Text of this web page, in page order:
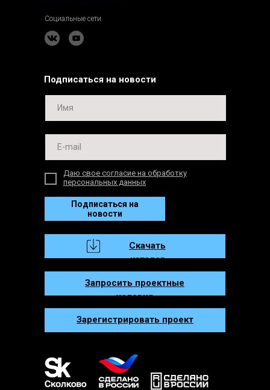
Социальные сети
Подписаться на новости
Подписаться на
новости
Даю свое согласие на обработку
персональных данных
Скачать
каталог
Запросить проектные
условия
Зарегистрировать проект